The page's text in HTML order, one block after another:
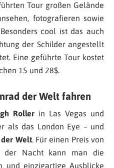
Tour großen Gelände
fotografieren sowie
cool ist das auch
der Schilder angestellt
Eine geführte Tour kostet
15 und 28$.
der Welt fahren
Roller in Las Vegas und
als das London Eye – und
Welt. Für einen Preis von
der Nacht kann man die
und einzigartige Ausblicke